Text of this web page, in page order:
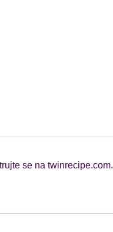
se na twinrecipe.com.